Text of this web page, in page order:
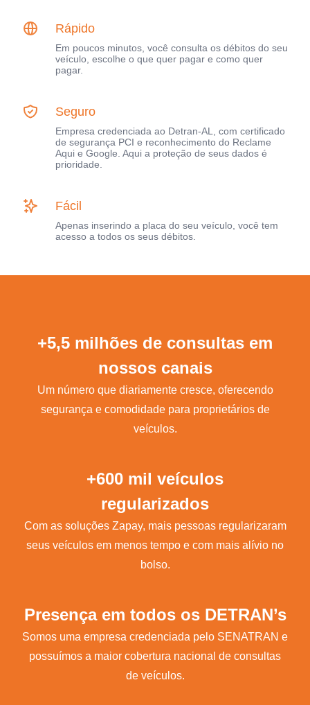
Rápido
Em poucos minutos, você consulta os débitos do seu
veículo, escolhe o que quer pagar e como quer
pagar.
Seguro
Empresa credenciada ao Detran-AL, com certificado
de segurança PCI e reconhecimento do Reclame
Aqui e Google. Aqui a proteção de seus dados é
prioridade.
Fácil
Apenas inserindo a placa do seu veículo, você tem
acesso a todos os seus débitos.
+5,5 milhões de consultas em
nossos canais
Um número que diariamente cresce, oferecendo
segurança e comodidade para proprietários de
veículos.
+600 mil veículos
regularizados
Com as soluções Zapay, mais pessoas regularizaram
seus veículos em menos tempo e com mais alívio no
bolso.
Presença em todos os DETRAN’s
Somos uma empresa credenciada pelo SENATRAN e
possuímos a maior cobertura nacional de consultas
de veículos.